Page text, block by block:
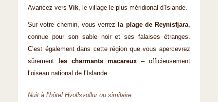
Avancez vers Vik, le village le plus méridional d’Islande.
Sur votre chemin, vous verrez la plage de Reynisfjara,
connue pour son sable noir et ses falaises étranges.
C’est également dans cette région que vous apercevrez
sûrement les charmants macareux – officieusement
l’oiseau national de l’Islande.
Nuit à l’hôtel Hvollsvollur ou similaire.